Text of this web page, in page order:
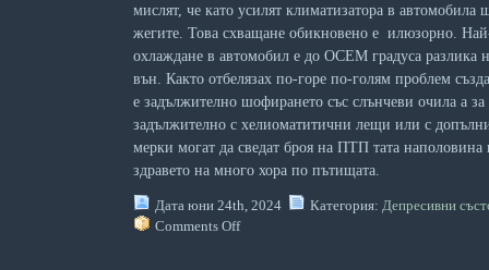
мислят, че като усилят климатизатора в автомобила
жегите. Това схващане обикновено е илюзорно.
охлаждане в автомобил е до ОСЕМ градуса разлика
вън. Както отбелязах по-горе по-голям проблем
е задължително шофирането със слънчеви очила а за
задължително с хелиоматитични лещи или с
мерки могат да сведат броя на ПТП тата наполовина
здравето на много хора по пътищата.
Дата юни 24th, 2024 Категория: Депресивни
Comments Off